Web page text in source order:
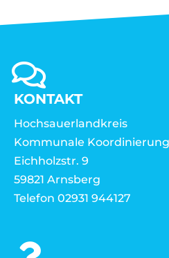
KONTAKT
Hochsauerlandkreis
Kommunale
Eichholzstr. 9
59821 Arnsberg
Telefon 02931 944127